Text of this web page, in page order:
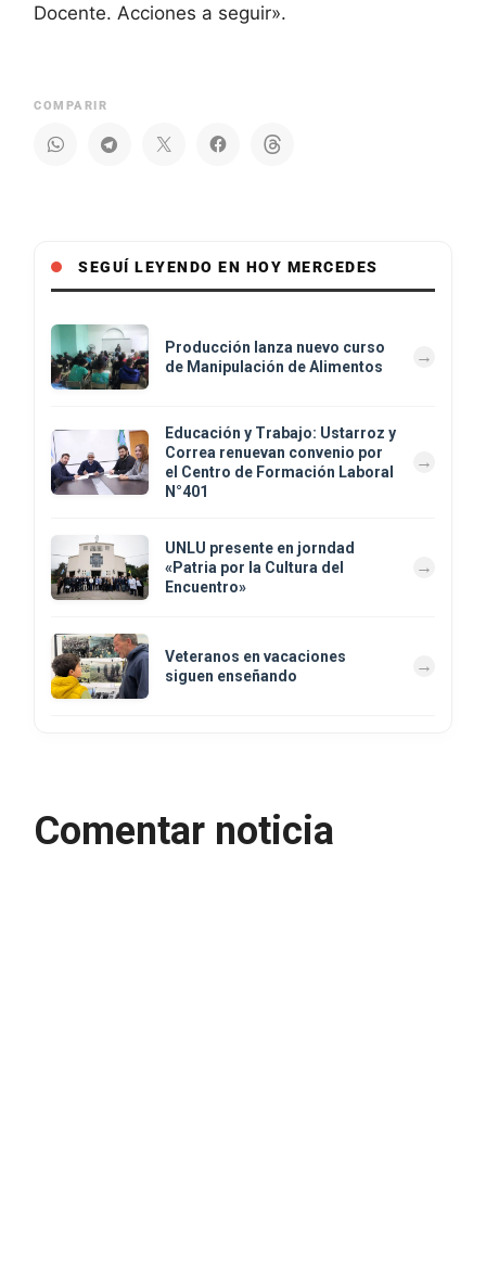
Docente. Acciones a seguir».
COMPARIR
SEGUÍ LEYENDO EN HOY MERCEDES
Producción lanza nuevo curso
de Manipulación de Alimentos
Educación y Trabajo: Ustarroz y
Correa renuevan convenio por
el Centro de Formación Laboral
N°401
UNLU presente en jorndad
«Patria por la Cultura del
Encuentro»
Veteranos en vacaciones
siguen enseñando
Comentar noticia